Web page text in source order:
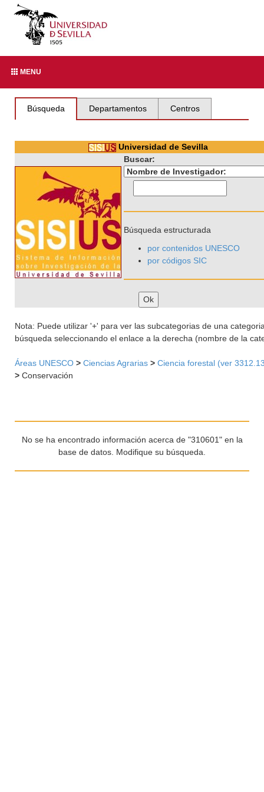
MENU
Búsqueda Departamentos Centros
Universidad de Sevilla
Buscar:
Búsqueda estructurada
por contenidos UNESCO
por códigos SIC
Nota: Puede utilizar '+' para ver las subcategorias de una
búsqueda seleccionando el enlace a la derecha (nombre de la
Áreas UNESCO > Ciencias Agrarias > Ciencia forestal (ver
> Conservación
No se ha encontrado información acerca de "310601" en la
base de datos. Modifique su búsqueda.